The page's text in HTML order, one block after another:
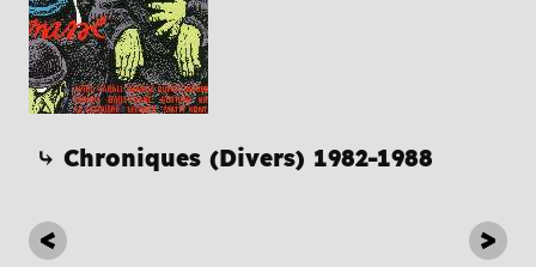
⤷ Chroniques (Divers) 1982-1988